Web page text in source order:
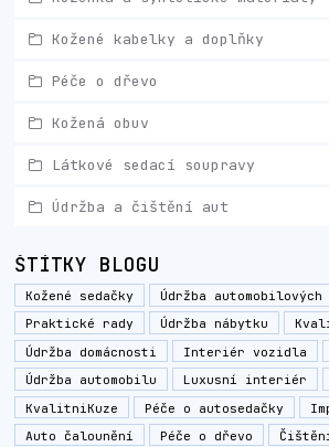
Kožené kabelky a doplňky
Péče o dřevo
Kožená obuv
Látkové sedací soupravy
Údržba a čištění aut
ŠTÍTKY BLOGU
Kožené sedačky
Údržba
Praktické rady
Údržba nábytku
Údržba domácnosti
Interiér vozidla
Údržba automobilu
Luxusní interiér
KvalitniKuze
Péče o autosedačky
Auto čalounění
Péče o dřevo